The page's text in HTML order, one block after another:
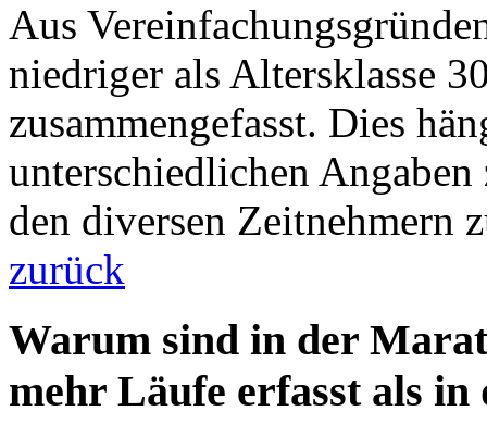
Aus
niedriger als Altersklasse
zusammengefasst. Dies
unterschiedlichen
den diversen Zeitnehmern
zurück
Warum sind in der
mehr Läufe erfasst als